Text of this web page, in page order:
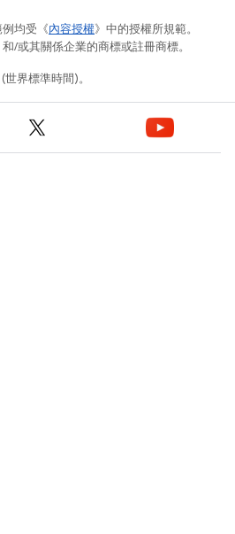
均受《內容授權》中的授權所規範。
/或其關係企業的商標或註冊商標。
界標準時間)。